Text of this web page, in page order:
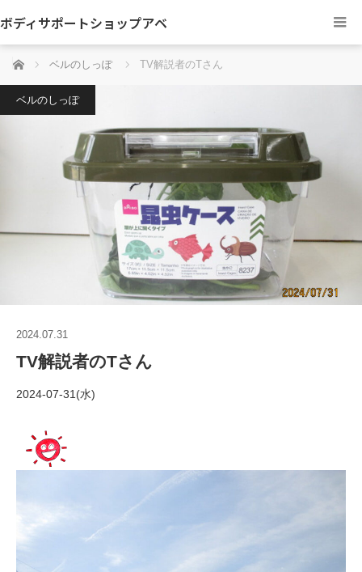
ボディサポートショップアベ
ホーム ベルのしっぽ TV解説者のTさん
ベルのしっぽ
2024.07.31
TV解説者のTさん
2024-07-31(水)